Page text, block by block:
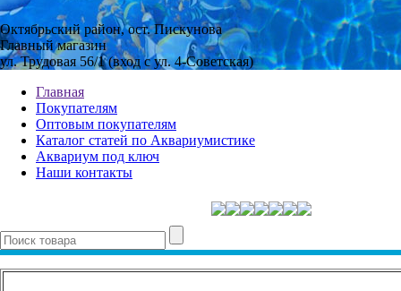
Октябрьский район, ост. Пискунова
Главный магазин
ул. Трудовая 56/1 (вход с ул. 4-Советская)
Главная
Покупателям
Оптовым покупателям
Каталог статей по Аквариумистике
Аквариум под ключ
Наши контакты